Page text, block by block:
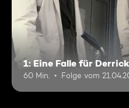
1: Eine Falle für Derrick
60 Min. Folge vom